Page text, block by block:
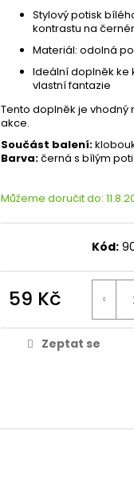
Stylový potisk
kontrastu na
Materiál: odolná
Ideální doplněk ke
vlastní fantazie
Tento doplněk je vhodný
akce.
Součást balení:
Barva:černá s bílým
Můžeme doručit do:
Kód:
59 Kč
Zeptat se